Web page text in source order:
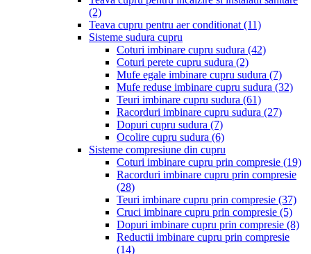
(2)
Teava cupru pentru aer conditionat (11)
Sisteme sudura cupru
Coturi imbinare cupru sudura (42)
Coturi perete cupru sudura (2)
Mufe egale imbinare cupru sudura (7)
Mufe reduse imbinare cupru sudura (32)
Teuri imbinare cupru sudura (61)
Racorduri imbinare cupru sudura (27)
Dopuri cupru sudura (7)
Ocolire cupru sudura (6)
Sisteme compresiune din cupru
Coturi imbinare cupru prin compresie (19)
Racorduri imbinare cupru prin compresie
(28)
Teuri imbinare cupru prin compresie (37)
Cruci imbinare cupru prin compresie (5)
Dopuri imbinare cupru prin compresie (8)
Reductii imbinare cupru prin compresie
(14)